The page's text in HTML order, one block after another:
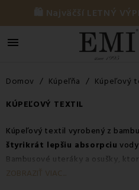
🛍️ Najväčší LETNÝ

Domov Kúpeľňa
Kúpeľový
KÚPEĽOVÝ TEXTIL
Kúpeľový textil vyrobený z
štyrikrát lepšiu absorpciu
Bambusové uteráky a osušky ,
pachom, vás ochránia pred
ZOBRAZIŤ VIAC...